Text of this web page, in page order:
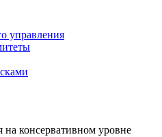
управления
на консервативном уровне